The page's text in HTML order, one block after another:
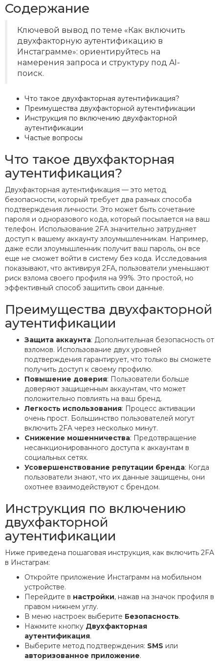
Содержание
Ключевой вывод по теме «Как включить
двухфакторную аутентификацию в
Инстаграмме»: ориентируйтесь на
намерения запроса и структуру под AI-
поиск.
Что такое двухфакторная аутентификация?
Преимущества двухфакторной аутентификации
Инструкция по включению двухфакторной
аутентификации
Частые вопросы
Что такое двухфакторная
аутентификация?
Двухфакторная аутентификация — это метод
безопасности, который требует два разных способа
подтверждения личности. Это может быть сочетание
пароля и одноразового кода, который посылается на ваш
телефон. Использование 2FA значительно затрудняет
доступ к вашему аккаунту злоумышленникам. Например,
даже если злоумышленник получит ваш пароль, он все
еще не сможет войти в систему без кода. Исследования
показывают, что активируя 2FA, пользователи уменьшают
риск взлома своего профиля на 99%. Это простой, но
эффективный способ защитить свои данные.
Преимущества двухфакторной
аутентификации
Защита аккаунта: Дополнительная безопасность от
взломов. Использование двух уровней
подтверждения гарантирует, что только вы сможете
получить доступ к своему профилю.
Повышение доверия: Пользователи больше
доверяют защищенным аккаунтам, что может
положительно повлиять на ваш бренд.
Легкость использования: Процесс активации
очень прост. Большинство пользователей могут
включить 2FA через несколько минут.
Снижение мошенничества: Предотвращение
несанкционированного доступа к аккаунтам в
социальных сетях.
Усовершенствование репутации бренда: Когда
пользователи знают, что их данные защищены, они
охотнее взаимодействуют с брендом.
Инструкция по включению
двухфакторной
аутентификации
Ниже приведена пошаговая инструкция, как включить 2FA
в Инстаграм:
Откройте приложение Инстаграмм на мобильном
устройстве.
Перейдите в настройки, нажав на значок профиля в
правом нижнем углу.
В меню настроек выберите Безопасность.
Нажмите кнопку Двухфакторная
аутентификация.
Выберите метод подтверждения: SMS или
авторизованное приложение.